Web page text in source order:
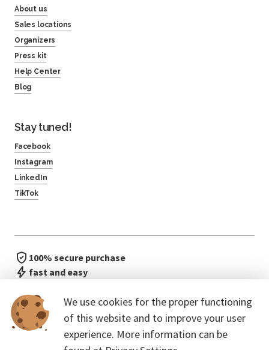
We use cookies for the proper functioning
of this website and to improve your user
experience. More information can be
About us
Sales locations
Organizers
Press kit
Help Center
Blog
Stay tuned!
Facebook
Instagram
LinkedIn
TikTok
100% secure purchase
fast and easy